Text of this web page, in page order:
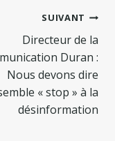
SUIVANT
Directeur de la
Duran :
Nous devons dire
« stop » à la
désinformation